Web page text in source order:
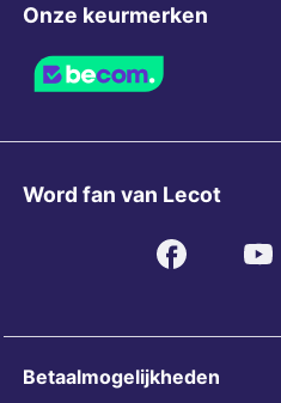
Onze keurmerken
Word fan van Lecot
Betaalmogelijkheden